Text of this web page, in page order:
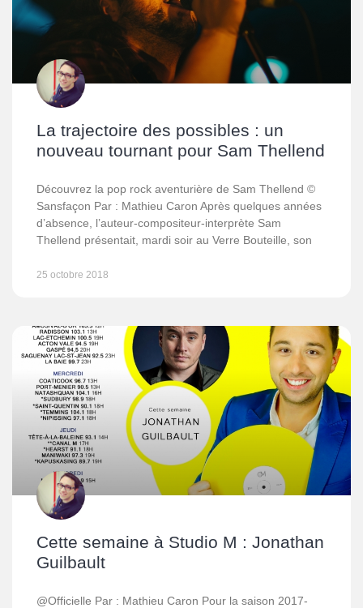
La trajectoire des possibles : un
nouveau tournant pour Sam Thellend
Découvrez la pop rock aventurière de Sam Thellend ©
Sansfaçon Par : Mathieu Caron Après quelques années
d’absence, l’auteur-compositeur-interprète Sam
Thellend présentait, mardi soir au Verre Bouteille, son
25 octobre 2018
Cette semaine à Studio M : Jonathan
Guilbault
@Officielle Par : Mathieu Caron Pour la saison 2017-